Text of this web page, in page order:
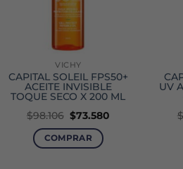
VICHY
CAPITAL SOLEIL FPS50+
ACEITE INVISIBLE
TOQUE SECO X 200 ML
$98.106 El
precio
original
era:
$73.580
COMPRAR
UV
$